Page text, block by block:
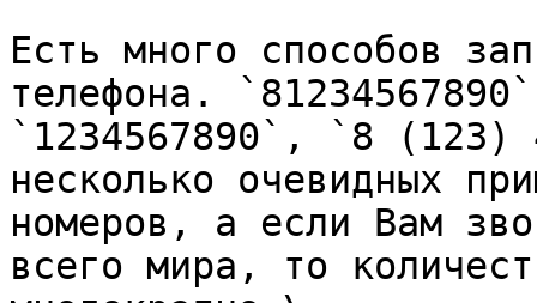
Есть много способов
телефона.
`1234567890`, `8 (123)
несколько очевидных
номеров, а если Вам
всего мира, то